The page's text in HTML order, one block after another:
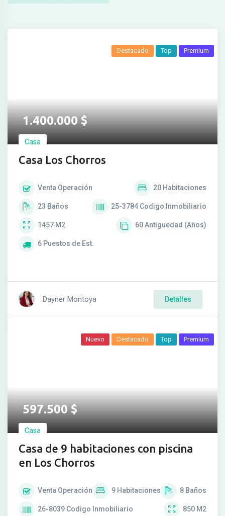
1.400.000$
Casa
Casa Los Chorros
Destacado Top Premium
Venta Operación 20 Habitaciones
23 Baños 25-3784 Codigo Inmobiliario
1457 M2 60Antiguedad (Años)
6 Puestos de Est.
Dayner Montoya Detalles
597.500$
Casa
Casa de 9 habitaciones con piscina
en Los Chorros
Nuevo Destacado Top Premium
Venta Operación 9 Habitaciones 8 Baños
26-8039 Codigo Inmobiliario 850 M2